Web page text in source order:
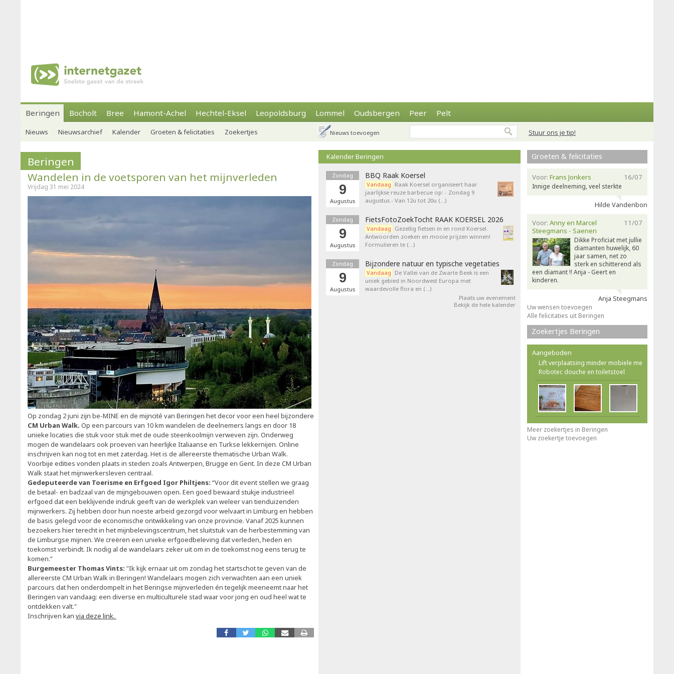
Beringen Bocholt Bree Hamont-Achel Hechtel-Eksel Leopoldsburg Lommel Oudsbergen Peer Pelt
Stuur ons je tip!
Nieuws Nieuwsarchief Kalender Groeten & felicitaties Zoekertjes Nieuws toevoegen
Beringen
Wandelen in de voetsporen van het mijnverleden
Vrijdag 31 mei 2024
Op zondag 2 juni zijn be-MINE en de mijncité van Beringen het decor voor een heel bijzondere
CM Urban Walk. Op een parcours van 10 km wandelen de deelnemers langs en door 18
unieke locaties die stuk voor stuk met de oude steenkoolmijn verweven zijn. Onderweg
mogen de wandelaars ook proeven van heerlijke Italiaanse en Turkse lekkernijen. Online
inschrijven kan nog tot en met zaterdag. Het is de allereerste thematische Urban Walk.
Voorbije edities vonden plaats in steden zoals Antwerpen, Brugge en Gent. In deze CM Urban
Walk staat het mijnwerkersleven centraal.
Gedeputeerde van Toerisme en Erfgoed Igor Philtjens: “Voor dit event stellen we graag
de betaal- en badzaal van de mijngebouwen open. Een goed bewaard stukje industrieel
erfgoed dat een beklijvende indruk geeft van de werkplek van weleer van tienduizenden
mijnwerkers. Zij hebben door hun noeste arbeid gezorgd voor welvaart in Limburg en hebben
de basis gelegd voor de economische ontwikkeling van onze provincie. Vanaf 2025 kunnen
bezoekers hier terecht in het mijnbelevingscentrum, het sluitstuk van de herbestemming van
de Limburgse mijnen. We creëren een unieke erfgoedbeleving dat verleden, heden en
toekomst verbindt. Ik nodig al de wandelaars zeker uit om in de toekomst nog eens terug te
komen.”
Burgemeester Thomas Vints: "Ik kijk ernaar uit om zondag het startschot te geven van de
allereerste CM Urban Walk in Beringen! Wandelaars mogen zich verwachten aan een uniek
parcours dat hen onderdompelt in het Beringse mijnverleden én tegelijk meeneemt naar het
Beringen van vandaag: een diverse en multiculturele stad waar voor jong en oud heel wat te
ontdekken valt."
Inschrijven kan via deze link.
Kalender Beringen
Zondag
9
Augustus
BBQ Raak Koersel
Vandaag Raak Koersel organiseert haar
jaarlijkse reuze barbecue op: - Zondag 9
augustus - Van 12u tot 20u (…)
Zondag
9
Augustus
FietsFotoZoekTocht RAAK KOERSEL 2026
Vandaag Gezellig fietsen in en rond Koersel.
Antwoorden zoeken en mooie prijzen winnen!
Formulieren te (…)
Zondag
9
Augustus
Bijzondere natuur en typische vegetaties
Vandaag De Vallei van de Zwarte Beek is een
uniek gebied in Noordwest Europa met
waardevolle flora en (…)
Plaats uw evenement
Bekijk de hele kalender
Groeten & felicitaties
16/07
Voor: Frans Jonkers
Innige deelneming, veel sterkte
Hilde Vandenbon
11/07
Voor: Anny en Marcel
Steegmans - Saenen
Dikke Proficiat met jullie
diamanten huwelijk, 60
jaar samen, net zo
sterk en schitterend als
een diamant !! Anja - Geert en
kinderen.
Anja Steegmans
Uw wensen toevoegen
Alle felicitaties uit Beringen
Zoekertjes Beringen
Aangeboden
Lift verplaatsing minder mobiele me
Robotec douche en toiletstoel
Meer zoekertjes in Beringen
Uw zoekertje toevoegen